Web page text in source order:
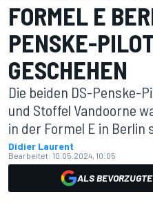
FORMEL E
PENSKE-
GESCHEHEN
Die beiden DS-Penske-
und Stoffel Vandoorne
in der Formel E in Berlin
Didier Laurent
Bearbeitet: 10.05.2024, 10:05
ALS